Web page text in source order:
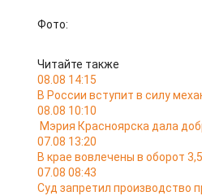
Фото:
Читайте также
08.08 14:15
В России вступит в силу
08.08 10:10
Мэрия Красноярска дала
07.08 13:20
В крае вовлечены в оборот
07.08 08:43
Суд запретил производство